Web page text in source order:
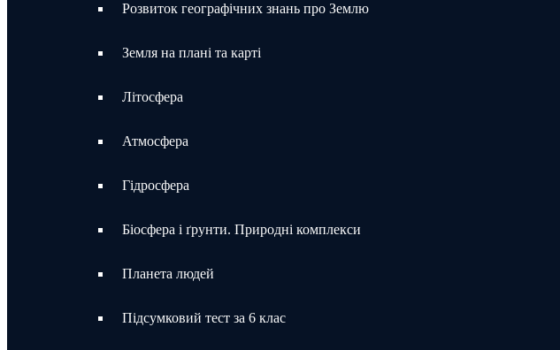
Розвиток географічних знань про Землю
Земля на плані та карті
Літосфера
Атмосфера
Гідросфера
Біосфера і ґрунти. Природні комплекси
Планета людей
Підсумковий тест за 6 клас